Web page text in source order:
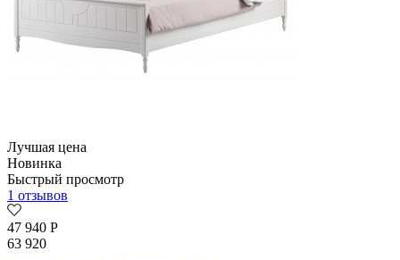
Лучшая цена
Новинка
Быстрый просмотр
1 отзывов
47 940 Р
63 920